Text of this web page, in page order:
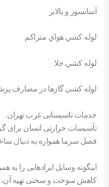
آسانسور و بالابر
لوله کشي هواي متراکم
لوله کشي خلا
لوله کشی گازها در مصارف
خدمات تاسیساتی غرب تهران
تأسيسات حرارتی انسان برای
فصل سرما همواره به دنبال
اينگونه وسايل ایرادهایی را به
کاهش سوخت و سختی تهیه